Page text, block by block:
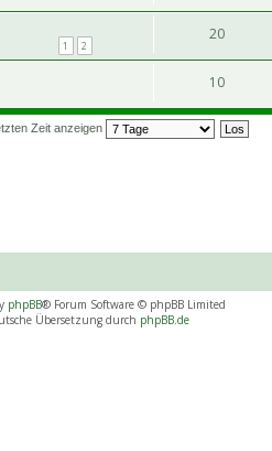
1 2
20
10
Zeit anzeigen
phpBB® Forum Software © phpBB Limited
Übersetzung durch phpBB.de